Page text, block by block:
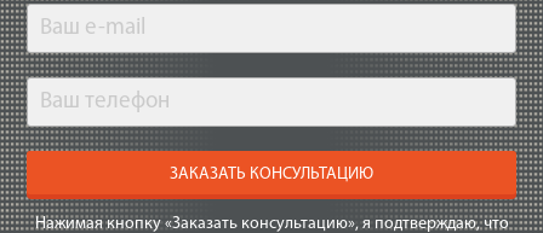
ЗАКАЗАТЬ КОНСУЛЬТАЦИЮ
Нажимая кнопку «Заказать консультацию», я подтверждаю, что